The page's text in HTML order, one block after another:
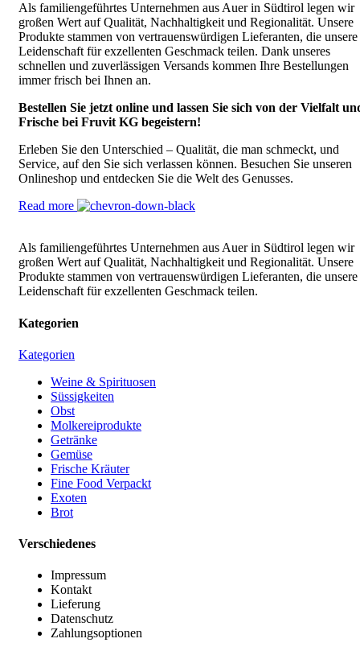
Als familiengeführtes Unternehmen aus Auer in Südtirol legen wir
großen Wert auf Qualität, Nachhaltigkeit und Regionalität. Unsere
Produkte stammen von vertrauenswürdigen Lieferanten, die unsere
Leidenschaft für exzellenten Geschmack teilen. Dank unseres
schnellen und zuverlässigen Versands kommen Ihre Bestellungen
immer frisch bei Ihnen an.
Bestellen Sie jetzt online und lassen Sie sich von der Vielfalt
Frische bei Fruvit KG begeistern!
Erleben Sie den Unterschied – Qualität, die man schmeckt, und
Service, auf den Sie sich verlassen können. Besuchen Sie unseren
Onlineshop und entdecken Sie die Welt des Genusses.
Read more
Als familiengeführtes Unternehmen aus Auer in Südtirol legen wir
großen Wert auf Qualität, Nachhaltigkeit und Regionalität. Unsere
Produkte stammen von vertrauenswürdigen Lieferanten, die unsere
Leidenschaft für exzellenten Geschmack teilen.
Kategorien
Kategorien
Weine & Spirituosen
Süssigkeiten
Obst
Molkereiprodukte
Getränke
Gemüse
Frische Kräuter
Fine Food Verpackt
Exoten
Brot
Verschiedenes
Impressum
Kontakt
Lieferung
Datenschutz
Zahlungsoptionen